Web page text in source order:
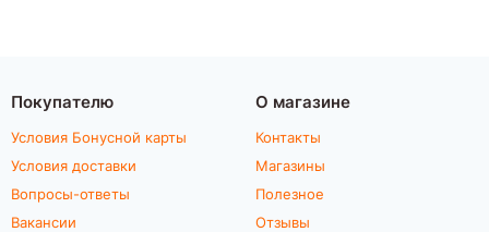
Покупателю
Условия Бонусной карты
Условия доставки
Вопросы-ответы
Вакансии
О магазине
Контакты
Магазины
Полезное
Отзывы